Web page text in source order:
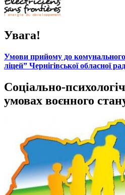
Увага!
Умови прийому до комунального
ліцей” Чернігівської обласної
Соціально-
умовах воєнного